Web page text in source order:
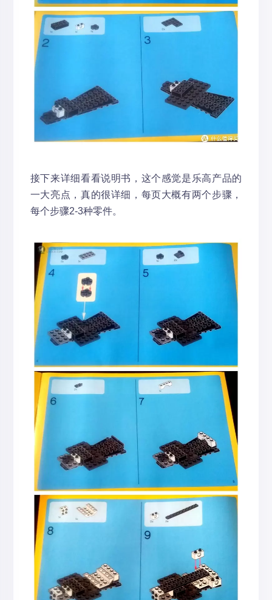
接下来详细看看说明书，这个感觉是乐高产品的
一大亮点，真的很详细，每页大概有两个步骤，
每个步骤2-3种零件。